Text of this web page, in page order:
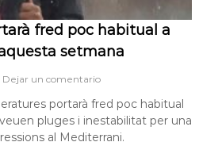
fred poc habitual a
setmana
Dejar un comentario
portarà fred poc habitual
pluges i inestabilitat per una
al Mediterrani.